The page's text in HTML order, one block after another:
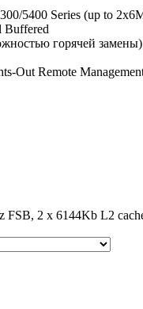
5400 Series (up to
Buffered
горячей замены)
Out Remote
2 x 6144Kb L2